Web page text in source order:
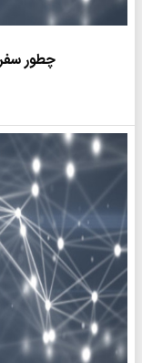
چطور